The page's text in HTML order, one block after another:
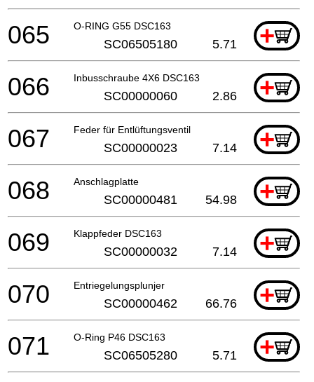
O-RING G55 DSC163 +
065 SC06505180 5.71
Inbusschraube 4X6 DSC163 +
066 SC00000060 2.86
Feder für Entlüftungsventil +
067 SC00000023 7.14
Anschlagplatte +
068 SC00000481 54.98
Klappfeder DSC163 +
069 SC00000032 7.14
Entriegelungsplunjer +
070 SC00000462 66.76
O-Ring P46 DSC163 +
071 SC06505280 5.71